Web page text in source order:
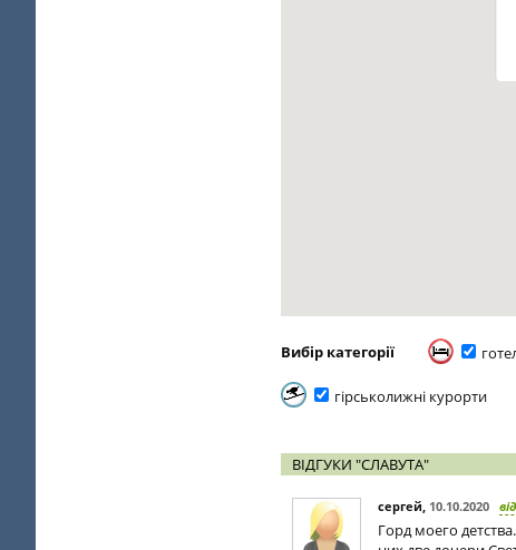
Вибір категорії
гірськолижні курорти
ВІДГУКИ "СЛАВУТА"
сергей, 10.10.2020
Горд моего